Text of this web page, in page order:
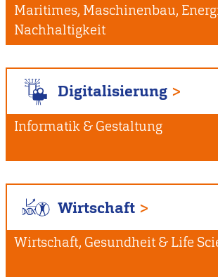
Maritimes, Maschinenbau,
Nachhaltigkeit
Digitalisierung
Informatik & Gestaltung
Wirtschaft
Wirtschaft, Gesundheit & Life